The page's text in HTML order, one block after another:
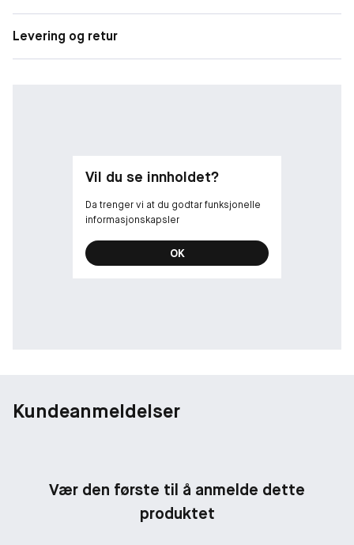
Levering og retur
Vil du se innholdet?
Da trenger vi at du godtar funksjonelle
informasjonskapsler
OK
Kundeanmeldelser
Vær den første til å anmelde dette
produktet